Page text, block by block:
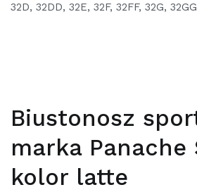
32D, 32DD, 32E, 32F, 32FF, 32G,
Biustonosz
marka Panache
kolor latte